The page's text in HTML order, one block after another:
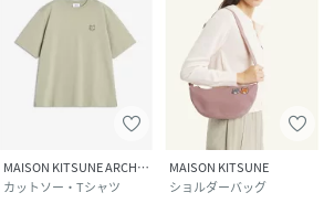
MAISON KITSUNE ARCHIVES
カットソー・Tシャツ
MAISON KITSUNE
ショルダーバッグ